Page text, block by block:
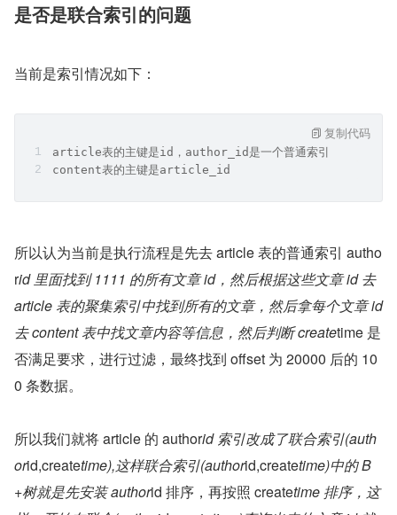
是否是联合索引的问题
当前是索引情况如下：
article表的主键是id，author_id是一个普通索引
content表的主键是article_id
复制代码
所以认为当前是执行流程是先去 article 表的普通索引 autho
rid 里面找到 1111 的所有文章 id，然后根据这些文章 id 去
article 表的聚集索引中找到所有的文章，然后拿每个文章 id
去 content 表中找文章内容等信息，然后判断 createtime 是
否满足要求，进行过滤，最终找到 offset 为 20000 后的 10
0 条数据。
所以我们就将 article 的 authorid 索引改成了联合索引(auth
orid,createtime),这样联合索引(authorid,createtime)中的 B
+树就是先安装 authorid 排序，再按照 createtime 排序，这